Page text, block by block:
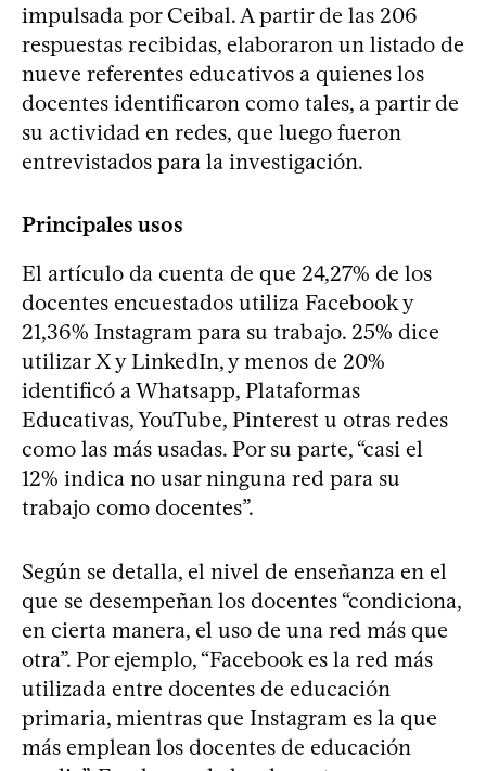
impulsada por Ceibal. A partir de las 206
respuestas recibidas, elaboraron un listado de
nueve referentes educativos a quienes los
docentes identificaron como tales, a partir de
su actividad en redes, que luego fueron
entrevistados para la investigación.
Principales usos
El artículo da cuenta de que 24,27% de los
docentes encuestados utiliza Facebook y
21,36% Instagram para su trabajo. 25% dice
utilizar X y LinkedIn, y menos de 20%
identificó a Whatsapp, Plataformas
Educativas, YouTube, Pinterest u otras redes
como las más usadas. Por su parte, “casi el
12% indica no usar ninguna red para su
trabajo como docentes”.
Según se detalla, el nivel de enseñanza en el
que se desempeñan los docentes “condiciona,
en cierta manera, el uso de una red más que
otra”. Por ejemplo, “Facebook es la red más
utilizada entre docentes de educación
primaria, mientras que Instagram es la que
más emplean los docentes de educación